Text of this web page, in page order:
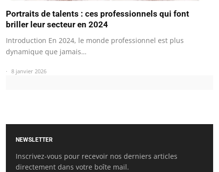
Portraits de talents : ces professionnels qui font
briller leur secteur en 2024
Introduction En 2024, le monde professionnel est plus
dynamique que jamais…
8 janvier 2026
NEWSLETTER
Inscrivez-vous pour recevoir nos derniers articles
directement dans votre boîte mail.